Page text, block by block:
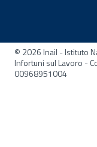
© 2026 Inail - Istituto
Infortuni sul Lavoro -
00968951004